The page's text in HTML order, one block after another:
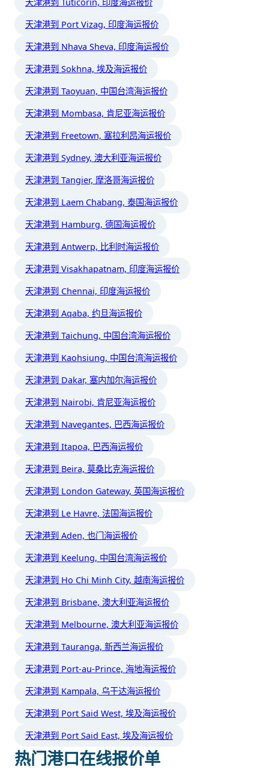
天津港到 Port Vizag, 印度海运报价
天津港到 Nhava Sheva, 印度海运报价
天津港到 Sokhna, 埃及海运报价
天津港到 Taoyuan, 中国台湾海运报价
天津港到 Mombasa, 肯尼亚海运报价
天津港到 Freetown, 塞拉利昂海运报价
天津港到 Sydney, 澳大利亚海运报价
天津港到 Tangier, 摩洛哥海运报价
天津港到 Laem Chabang, 泰国海运报价
天津港到 Hamburg, 德国海运报价
天津港到 Antwerp, 比利时海运报价
天津港到 Visakhapatnam, 印度海运报价
天津港到 Chennai, 印度海运报价
天津港到 Aqaba, 约旦海运报价
天津港到 Taichung, 中国台湾海运报价
天津港到 Kaohsiung, 中国台湾海运报价
天津港到 Dakar, 塞内加尔海运报价
天津港到 Nairobi, 肯尼亚海运报价
天津港到 Navegantes, 巴西海运报价
天津港到 Itapoa, 巴西海运报价
天津港到 Beira, 莫桑比克海运报价
天津港到 London Gateway, 英国海运报价
天津港到 Le Havre, 法国海运报价
天津港到 Aden, 也门海运报价
天津港到 Keelung, 中国台湾海运报价
天津港到 Ho Chi Minh City, 越南海运报价
天津港到 Brisbane, 澳大利亚海运报价
天津港到 Melbourne, 澳大利亚海运报价
天津港到 Tauranga, 新西兰海运报价
天津港到 Port-au-Prince, 海地海运报价
天津港到 Kampala, 乌干达海运报价
天津港到 Port Said West, 埃及海运报价
天津港到 Port Said East, 埃及海运报价
热门港口在线报价单